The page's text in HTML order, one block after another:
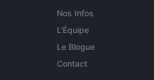
Nos Infos
L'Équipe
Le Blogue
Contact